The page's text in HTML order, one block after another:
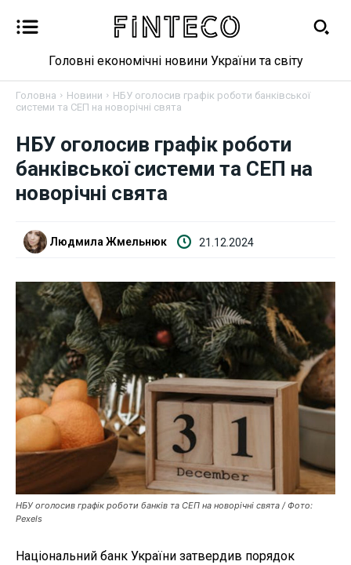
Новини
Бізнес
Криптовалюта
Робота і освіта
Публікації
ФОП
Курс валют
Головні економічні новини України та світу
Головна Новини
НБУ оголосив графік роботи банківської
системи та СЕП на новорічні свята
НБУ оголосив графік роботи
банківської системи та СЕП на
новорічні свята
Людмила Жмельнюк 21.12.2024
НБУ оголосив графік роботи банків та СЕП на новорічні свята / Фото:
Pexels
Національний банк України затвердив порядок